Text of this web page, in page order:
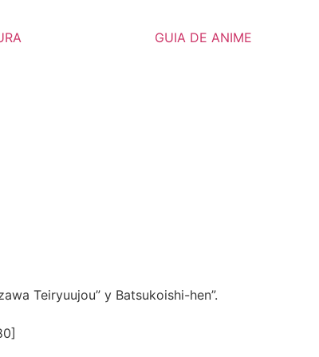
GUIA DE ANIME
Teiryuujou” y Batsukoishi-hen”.